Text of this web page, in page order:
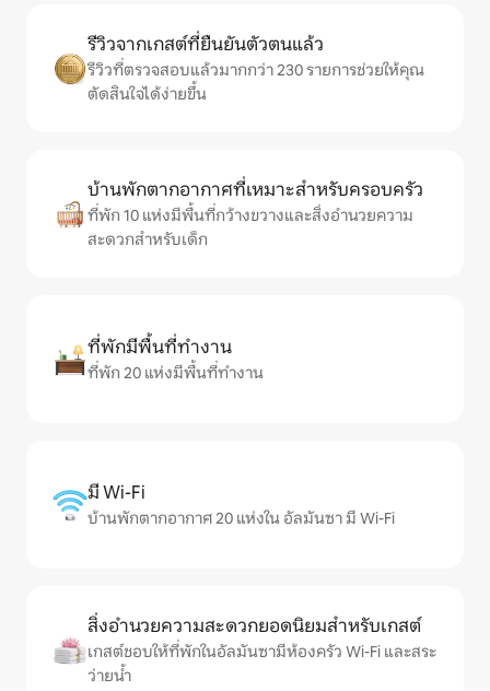
รีวิวจากเกสต์ที่ยืนยันตัวตนแล้ว
รีวิวที่ตรวจสอบแล้วมากกว่า 230 รายการช่วยให้คุณ
ตัดสินใจได้ง่ายขึ้น
บ้านพักตากอากาศที่เหมาะสำหรับครอบครัว
ที่พัก 10 แห่งมีพื้นที่กว้างขวางและสิ่งอำนวยความ
สะดวกสำหรับเด็ก
ที่พักมีพื้นที่ทำงาน
ที่พัก 20 แห่งมีพื้นที่ทำงาน
มี Wi-Fi
บ้านพักตากอากาศ 20 แห่งใน อัลมันซา มี Wi-Fi
สิ่งอำนวยความสะดวกยอดนิยมสำหรับเกสต์
เกสต์ชอบให้ที่พักในอัลมันซามีห้องครัว Wi-Fi และสระ
ว่ายน้ำ